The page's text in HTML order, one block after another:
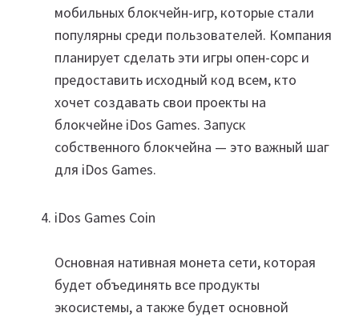
мобильных блокчейн-игр, которые стали
популярны среди пользователей. Компания
планирует сделать эти игры опен-сорс и
предоставить исходный код всем, кто
хочет создавать свои проекты на
блокчейне iDos Games. Запуск
собственного блокчейна — это важный шаг
для iDos Games.
iDos Games Coin
Основная нативная монета сети, которая
будет объединять все продукты
экосистемы, а также будет основной